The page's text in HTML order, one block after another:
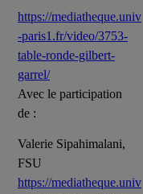
https://mediatheque.univ
-paris1.fr/video/3753-
table-ronde-gilbert-
garrel/
Avec le participation
de :
Valerie Sipahimalani,
FSU
https://mediatheque.univ